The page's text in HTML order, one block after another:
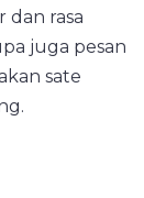
rasa
juga pesan
sate